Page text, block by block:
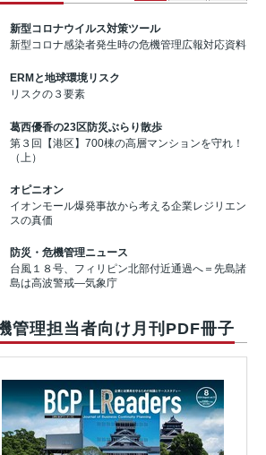
新型コロナウイルス対策ツール
新型コロナ感染者発生時の危機管理広報対応資料
ERMと地球環境リスク
リスクの３要素
葛西優香の23区防災ぶらり散歩
第３回【港区】700棟の高層マンションを守れ！
（上）
オピニオン
イオンモール爆発事故から考える企業レジリエン
スの真価
防災・危機管理ニュース
台風１８号、フィリピン北部付近通過へ＝先島諸
島は高波警戒―気象庁
管理担当者向け月刊PDF冊子